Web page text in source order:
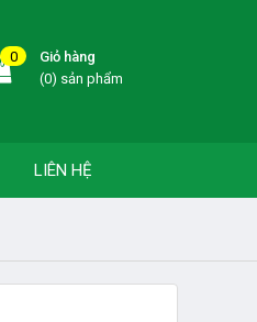
0
Giỏ hàng
(0) sản phẩm
LIÊN HỆ